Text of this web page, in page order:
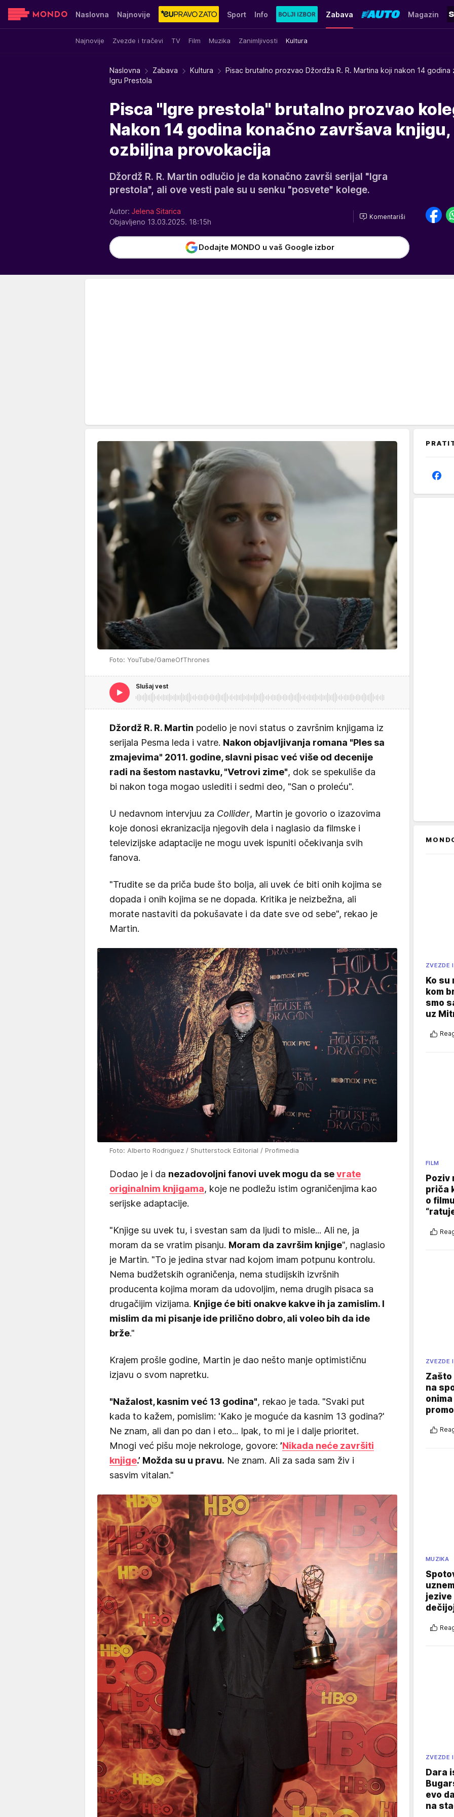
Naslovna Najnovije Sport Info Zabava
Najnovije Zvezde i tračevi TV Film Muzika Zanimljivosti Kultura
Magazin
Sensa Stvar ukusa Yumama
Naslovna Zabava Kultura
Pisac brutalno prozvao Džordža R. R. Martina koji nakon 14 godina
Igru Prestola
Pisca "Igre prestola" brutalno prozvao
Nakon 14 godina konačno završava knjigu,
ozbiljna provokacija
Džordž R. R. Martin odlučio je da konačno završi serijal "Igra
prestola", ali ove vesti pale su u senku "posvete" kolege.
Autor: Jelena Sitarica
Objavljeno 13.03.2025. 18:15h
Komentariši
Dodajte MONDO u vaš Google izbor
Foto: YouTube/GameOfThrones
Slušaj vest
Džordž R. R. Martin podelio je novi status o završnim knjigama iz
serijala Pesma leda i vatre. Nakon objavljivanja romana "Ples sa
zmajevima" 2011. godine, slavni pisac već više od decenije
radi na šestom nastavku, "Vetrovi zime", dok se spekuliše da
bi nakon toga mogao uslediti i sedmi deo, "San o proleću".
U nedavnom intervjuu za Collider, Martin je govorio o izazovima
koje donosi ekranizacija njegovih dela i naglasio da filmske i
televizijske adaptacije ne mogu uvek ispuniti očekivanja svih
fanova.
"Trudite se da priča bude što bolja, ali uvek će biti onih kojima se
dopada i onih kojima se ne dopada. Kritika je neizbežna, ali
morate nastaviti da pokušavate i da date sve od sebe", rekao je
Martin.
Foto: Alberto Rodriguez / Shutterstock Editorial / Profimedia
Dodao je i da nezadovoljni fanovi uvek mogu da sevrate
originalnim knjigama, koje ne podležu istim ograničenjima kao
serijske adaptacije.
"Knjige su uvek tu, i svestan sam da ljudi to misle... Ali ne, ja
moram da se vratim pisanju. Moram da završim knjige", naglasio
je Martin. "To je jedina stvar nad kojom imam potpunu kontrolu.
Nema budžetskih ograničenja, nema studijskih izvršnih
producenta kojima moram da udovoljim, nema drugih pisaca sa
drugačijim vizijama. Knjige će biti onakve kakve ih ja zamislim. I
mislim da mi pisanje ide prilično dobro, ali voleo bih da ide
brže."
Krajem prošle godine, Martin je dao nešto manje optimističnu
izjavu o svom napretku.
"Nažalost, kasnim već 13 godina", rekao je tada. "Svaki put
kada to kažem, pomislim: 'Kako je moguće da kasnim 13 godina?'
Ne znam, ali dan po dan i eto... Ipak, to mi je i dalje prioritet.
Mnogi već pišu moje nekrologe, govore: ’Nikada neće završiti
knjige.’ Možda su u pravu. Ne znam. Ali za sada sam živ i
sasvim vitalan."
ZVEZDE
Ko su
kom
smo
uz
FILM
Poziv
priča
o
ZVEZDE
Zašto
na
MUZIKA
jezive
ZVEZDE
Dara
evo
na